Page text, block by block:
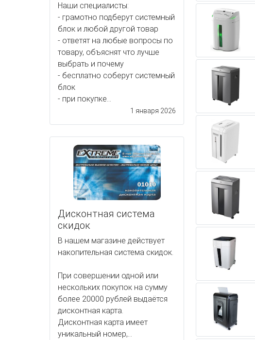
Наши специалисты:
- грамотно подберут системный
блок и любой другой товар
- ответят на любые вопросы по
товару, объяснят что лучше
выбрать и почему
- бесплатно соберут системный
блок
- при покупке...
1 января 2026
Дисконтная система
скидок
В нашем магазине действует
накопительная система скидок.
При совершении одной или
нескольких покупок на сумму
более 20000 рублей выдаётся
дисконтная карта.
Дисконтная карта имеет
уникальный номер,...